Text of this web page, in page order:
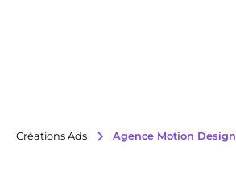
Créations Ads Agence Motion Design